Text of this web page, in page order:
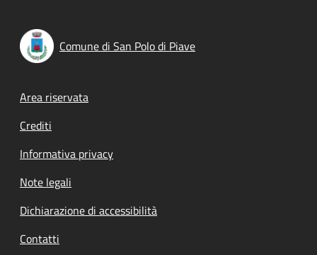
Comune di San Polo di Piave
Footer menu
Area riservata
Crediti
Informativa privacy
Note legali
Dichiarazione di accessibilità
Contatti